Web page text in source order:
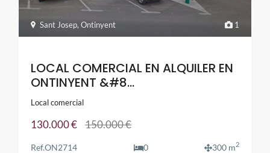
1
Sant Josep,Ontinyent
LOCAL COMERCIAL EN ALQUILER EN
ONTINYENT &#8...
Local comercial
130.000 € 150.000 €
Ref.ON2714 0 300 m2